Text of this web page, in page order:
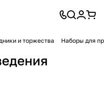
и торжества Наборы для